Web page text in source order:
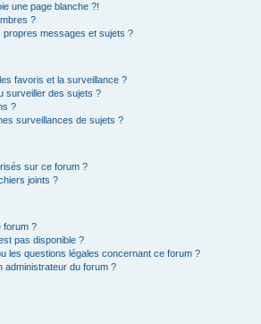
une page blanche ?!
?
messages et sujets ?
favoris et la surveillance ?
surveiller des sujets ?
?
surveillances de sujets ?
sur ce forum ?
joints ?
forum ?
pas disponible ?
les questions légales concernant ce forum ?
administrateur du forum ?